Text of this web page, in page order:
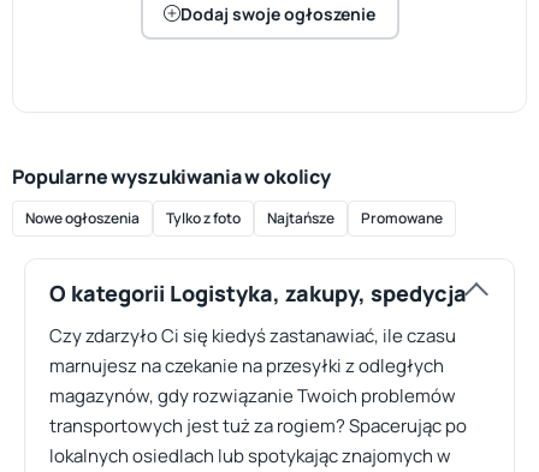
Dodaj swoje ogłoszenie
Popularne wyszukiwania w okolicy
Nowe ogłoszenia Tylko z foto Najtańsze Promowane
O kategorii Logistyka, zakupy, spedycja
Czy zdarzyło Ci się kiedyś zastanawiać, ile czasu
marnujesz na czekanie na przesyłki z odległych
magazynów, gdy rozwiązanie Twoich problemów
transportowych jest tuż za rogiem? Spacerując po
lokalnych osiedlach lub spotykając znajomych w